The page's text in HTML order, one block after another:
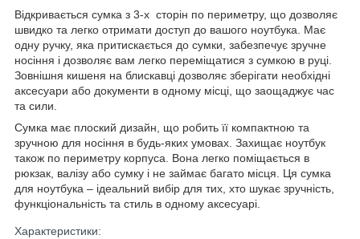
Відкривається сумка з 3-х сторін по периметру, що дозволяє
швидко та легко отримати доступ до вашого ноутбука. Має
одну ручку, яка притискається до сумки, забезпечує зручне
носіння і дозволяє вам легко переміщатися з сумкою в руці.
Зовнішня кишеня на блискавці дозволяє зберігати необхідні
аксесуари або документи в одному місці, що заощаджує час
та сили.
Сумка має плоский дизайн, що робить її компактною та
зручною для носіння в будь-яких умовах. Захищає ноутбук
також по периметру корпуса. Вона легко поміщається в
рюкзак, валізу або сумку і не займає багато місця. Ця сумка
для ноутбука – ідеальний вибір для тих, хто шукає зручність,
функціональність та стиль в одному аксесуарі.
Характеристики: